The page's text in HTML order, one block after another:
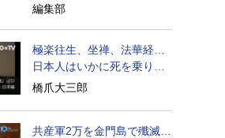
編集部
極楽往生、坐禅、法華経…
日本人はいかに死を乗り越
えるか
橋爪大三郎
共産軍2万を金門島で殲滅…